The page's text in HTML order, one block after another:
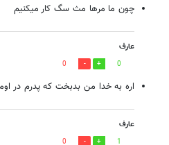
چون ما مرها مث سگ کار میکنیم
عارف
0
0
اره به خدا من بدبخت که پدرم در
عارف
1
0